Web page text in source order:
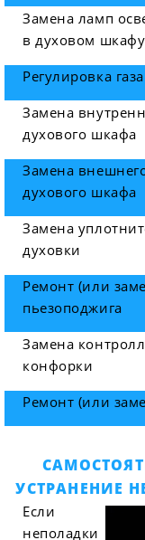
Замена ламп
в духовом шкафу
Регулировка газа
Замена
духового шкафа
Замена
духового шкафа
Замена
духовки
Ремонт (или
пьезоподжига
Замена
конфорки
Ремонт (или
УСТРАНЕНИЕ
Если
неполадки